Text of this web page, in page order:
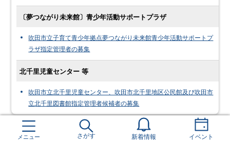
〔夢つながり未来館〕青少年活動サポートプラザ
吹田市立子育て青少年拠点夢つながり未来館青少年活動サポートプ
ラザ指定管理者の募集
北千里児童センター 等
吹田市立北千里児童センター、吹田市北千里地区公民館及び吹田市
立北千里図書館指定管理者候補者の募集
前のページへ戻る トップページへ戻る
メニュー さがす 新着情報 イベント